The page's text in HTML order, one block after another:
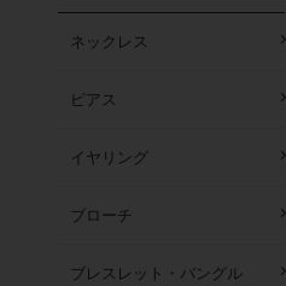
ネックレス
ピアス
イヤリング
ブローチ
ブレスレット・バングル